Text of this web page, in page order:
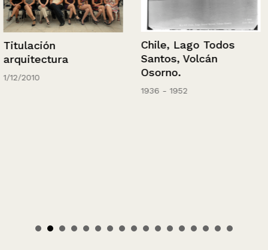
Titulación
arquitectura
1/12/2010
Chile, Lago Todos
Santos, Volcán
Osorno.
1936 - 1952